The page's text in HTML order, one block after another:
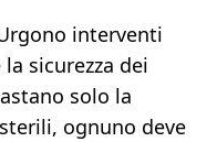
interventi
sicurezza dei
solo la
ognuno deve